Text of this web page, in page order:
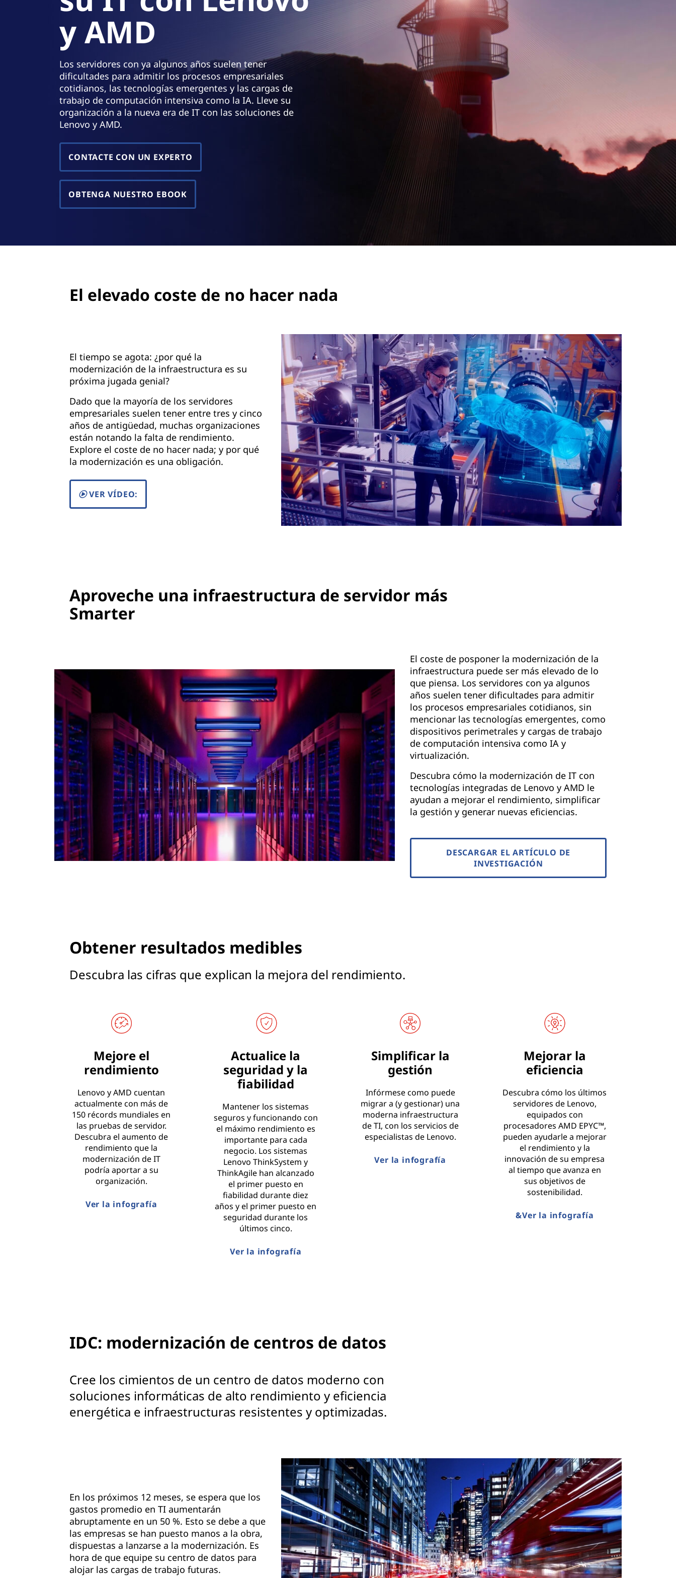
y AMD
Los servidores con ya algunos años suelen tener
dificultades para admitir los procesos empresariales
cotidianos, las tecnologías emergentes y las cargas de
trabajo de computación intensiva como la IA. Lleve su
organización a la nueva era de IT con las soluciones de
Lenovo y AMD.
CONTACTE CON UN EXPERTO
OBTENGA NUESTRO EBOOK
El elevado coste de no hacer nada
El tiempo se agota: ¿por qué la
modernización de la infraestructura es su
próxima jugada genial?
Dado que la mayoría de los servidores
empresariales suelen tener entre tres y cinco
años de antigüedad, muchas organizaciones
están notando la falta de rendimiento.
Explore el coste de no hacer nada; y por qué
la modernización es una obligación.
VER VÍDEO:
Aproveche una infraestructura de servidor más
Smarter
El coste de posponer la modernización de la
infraestructura puede ser más elevado de lo
que piensa. Los servidores con ya algunos
años suelen tener dificultades para admitir
los procesos empresariales cotidianos, sin
mencionar las tecnologías emergentes, como
dispositivos perimetrales y cargas de trabajo
de computación intensiva como IA y
virtualización.
Descubra cómo la modernización de IT con
tecnologías integradas de Lenovo y AMD le
ayudan a mejorar el rendimiento, simplificar
la gestión y generar nuevas eficiencias.
DESCARGAR EL ARTÍCULO DE
INVESTIGACIÓN
Obtener resultados medibles
Descubra las cifras que explican la mejora del rendimiento.
Mejore el
rendimiento
Lenovo y AMD cuentan
actualmente con más de
150 récords mundiales en
las pruebas de servidor.
Descubra el aumento de
rendimiento que la
modernización de IT
podría aportar a su
organización.
Ver la infografía
Actualice la
seguridad y la
fiabilidad
Mantener los sistemas
seguros y funcionando con
el máximo rendimiento es
importante para cada
negocio. Los sistemas
Lenovo ThinkSystem y
ThinkAgile han alcanzado
el primer puesto en
fiabilidad durante diez
años y el primer puesto en
seguridad durante los
últimos cinco.
Ver la infografía
Simplificar la
gestión
Infórmese como puede
migrar a (y gestionar) una
moderna infraestructura
de TI, con los servicios de
especialistas de Lenovo.
Ver la infografía
Mejorar la
eficiencia
Descubra cómo los últimos
servidores de Lenovo,
equipados con
procesadores AMD EPYC™,
pueden ayudarle a mejorar
el rendimiento y la
innovación de su empresa
al tiempo que avanza en
sus objetivos de
sostenibilidad.
&Ver la infografía
IDC: modernización de centros de datos
Cree los cimientos de un centro de datos moderno con
soluciones informáticas de alto rendimiento y eficiencia
energética e infraestructuras resistentes y optimizadas.
En los próximos 12 meses, se espera que los
gastos promedio en TI aumentarán
abruptamente en un 50 %. Esto se debe a que
las empresas se han puesto manos a la obra,
dispuestas a lanzarse a la modernización. Es
hora de que equipe su centro de datos para
alojar las cargas de trabajo futuras.